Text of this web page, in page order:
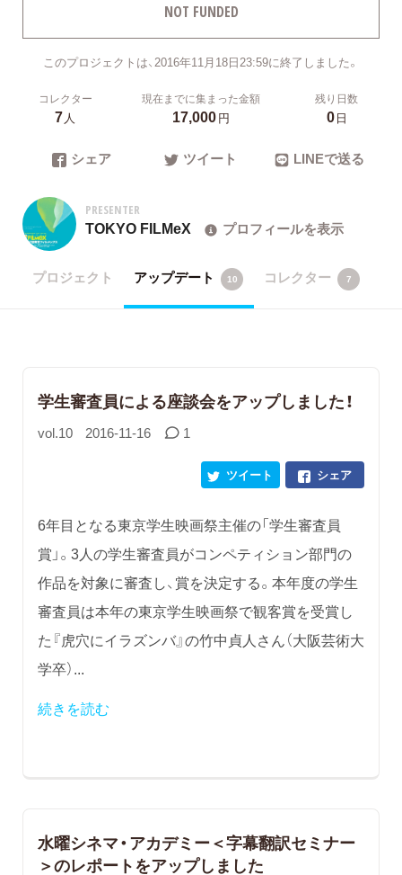
NOT FUNDED
このプロジェクトは、2016年11月18日23:59に終了しました。
コレクター
7人
現在までに集まった金額
17,000円
残り日数
0日
シェア ツイート LINEで送る
PRESENTER
TOKYO FILMeX プロフィールを表示
プロジェクト アップデート 10 コレクター 7
学生審査員による座談会をアップしました！
vol.10 2016-11-16 1
シェア
ツイート
6年目となる東京学生映画祭主催の「学生審査員
賞」。3人の学生審査員がコンペティション部門の
作品を対象に審査し、賞を決定する。本年度の学生
審査員は本年の東京学生映画祭で観客賞を受賞し
た『虎穴にイラズンバ』の竹中貞人さん（大阪芸術大
学卒）...
続きを読む
水曜シネマ・アカデミー＜字幕翻訳セミナー
＞のレポートをアップしました